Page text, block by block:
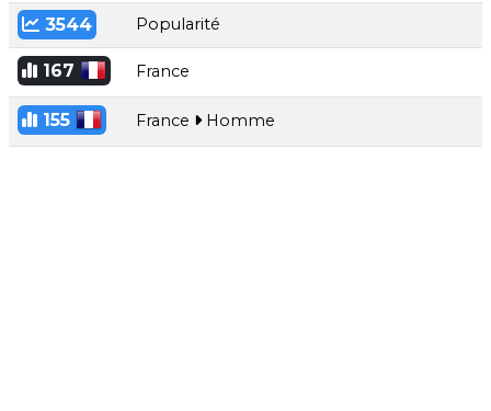
3544 Popularité
167 France
155 France Homme